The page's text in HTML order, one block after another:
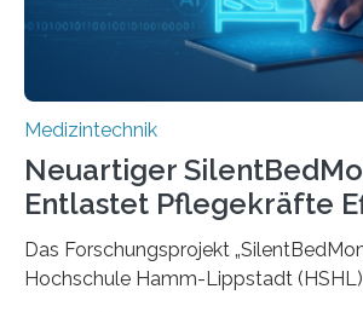
Medizintechnik
Neuartiger
Entlastet Pflegekräfte
Das Forschungsprojekt
Hochschule Hamm-Lippstadt